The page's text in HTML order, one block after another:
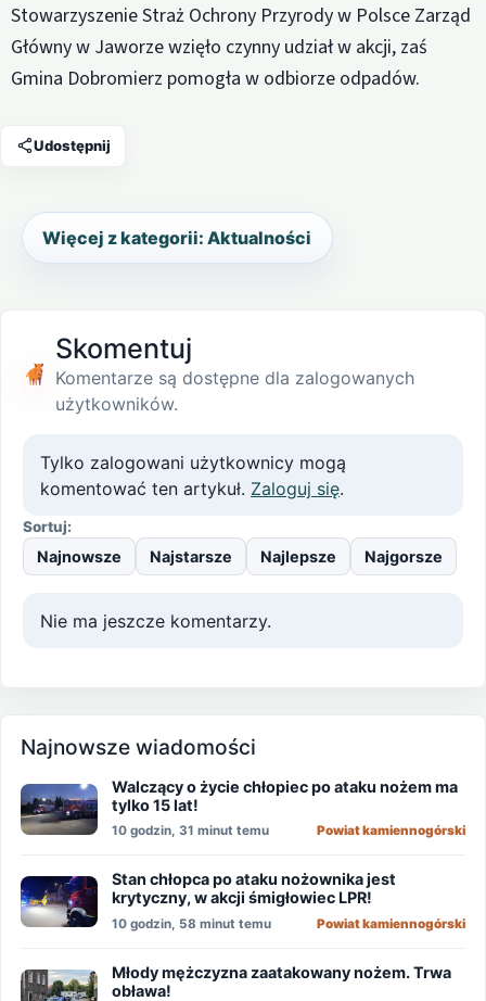
Stowarzyszenie Straż Ochrony Przyrody w Polsce Zarząd
Główny w Jaworze wzięło czynny udział w akcji, zaś
Gmina Dobromierz pomogła w odbiorze odpadów.
Udostępnij
Więcej z kategorii: Aktualności
Skomentuj
Komentarze są dostępne dla zalogowanych
użytkowników.
Tylko zalogowani użytkownicy mogą
komentować ten artykuł. Zaloguj się.
Sortuj:
Najnowsze Najstarsze Najlepsze Najgorsze
Nie ma jeszcze komentarzy.
Najnowsze wiadomości
Walczący o życie chłopiec po ataku nożem ma
tylko 15 lat!
10 godzin, 31 minut temu Powiat kamiennogórski
Stan chłopca po ataku nożownika jest
krytyczny, w akcji śmigłowiec LPR!
10 godzin, 58 minut temu Powiat kamiennogórski
Młody mężczyzna zaatakowany nożem. Trwa
obława!